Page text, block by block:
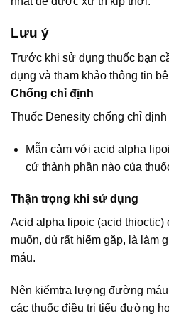
Lưu ý
Trước khi sử dụng thuốc bạn
dụng và tham khảo thông tin
Chống chỉ định
Thuốc Denesity chống chỉ
Mẫn cảm với acid alpha
cứ thành phần nào của
Thận trọng khi sử dụng
Acid alpha lipoic (acid thioctic)
muốn, dù rất hiếm gặp, là làm
máu.
Nên kiểmtra lượng đường
các thuốc điều trị tiểu đường